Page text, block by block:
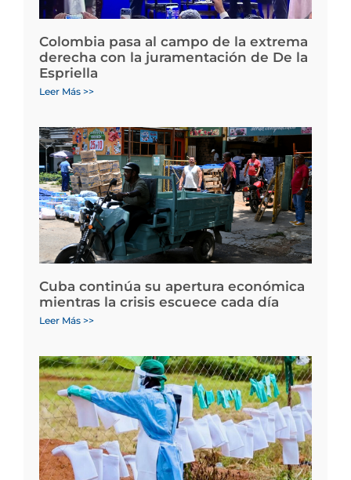
Colombia pasa al campo de la extrema
derecha con la juramentación de De la
Espriella
Leer Más >>
Cuba continúa su apertura económica
mientras la crisis escuece cada día
Leer Más >>